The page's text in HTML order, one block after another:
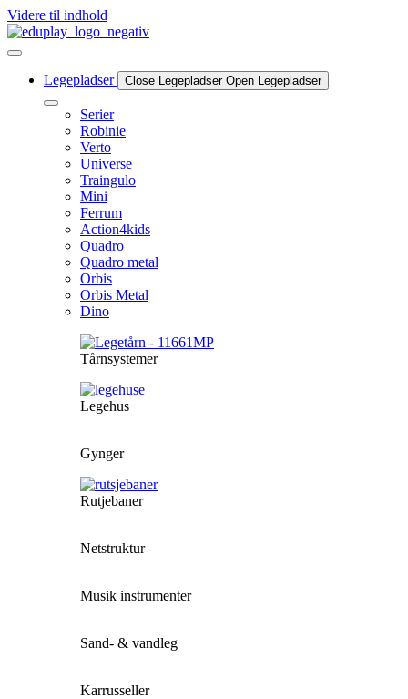
Videre til indhold
Legepladser Close Legepladser Open Legepladser
Serier
Robinie
Verto
Universe
Traingulo
Mini
Ferrum
Action4kids
Quadro
Quadro metal
Orbis
Orbis Metal
Dino
Tårnsystemer
Legehus
Gynger
Rutjebaner
Netstruktur
Musik instrumenter
Sand- & vandleg
Karrusseller